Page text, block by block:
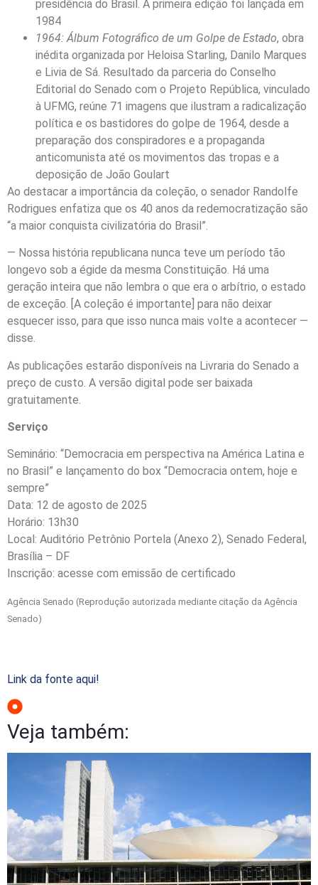
presidência do Brasil. A primeira edição foi lançada em
1984
1964: Álbum Fotográfico de um Golpe de Estado, obra
inédita organizada por Heloisa Starling, Danilo Marques
e Livia de Sá. Resultado da parceria do Conselho
Editorial do Senado com o Projeto República, vinculado
à UFMG, reúne 71 imagens que ilustram a radicalização
política e os bastidores do golpe de 1964, desde a
preparação dos conspiradores e a propaganda
anticomunista até os movimentos das tropas e a
deposição de João Goulart
Ao destacar a importância da coleção, o senador Randolfe
Rodrigues enfatiza que os 40 anos da redemocratização são
“a maior conquista civilizatória do Brasil”.
— Nossa história republicana nunca teve um período tão
longevo sob a égide da mesma Constituição. Há uma
geração inteira que não lembra o que era o arbítrio, o estado
de exceção. [A coleção é importante] para não deixar
esquecer isso, para que isso nunca mais volte a acontecer —
disse.
As publicações estarão disponíveis na Livraria do Senado a
preço de custo. A versão digital pode ser baixada
gratuitamente.
Serviço
Seminário: “Democracia em perspectiva na América Latina e
no Brasil” e lançamento do box “Democracia ontem, hoje e
sempre”
Data: 12 de agosto de 2025
Horário: 13h30
Local: Auditório Petrônio Portela (Anexo 2), Senado Federal,
Brasília – DF
Inscrição: acesse com emissão de certificado
Agência Senado (Reprodução autorizada mediante citação da Agência
Senado)
Link da fonte aqui!
Veja também: